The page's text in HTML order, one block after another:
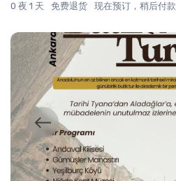
0 夜 1 天 免费退货 现在预订，稍后付款